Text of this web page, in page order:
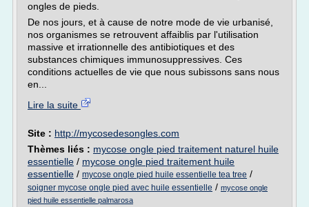
ongles de pieds.
De nos jours, et à cause de notre mode de vie urbanisé,
nos organismes se retrouvent affaiblis par l'utilisation
massive et irrationnelle des antibiotiques et des
substances chimiques immunosuppressives. Ces
conditions actuelles de vie que nous subissons sans nous
en...
Lire la suite
Site : http://mycosedesongles.com
Thèmes liés : mycose ongle pied traitement naturel huile
essentielle / mycose ongle pied traitement huile
essentielle / mycose ongle pied huile essentielle tea tree /
soigner mycose ongle pied avec huile essentielle / mycose ongle
pied huile essentielle palmarosa